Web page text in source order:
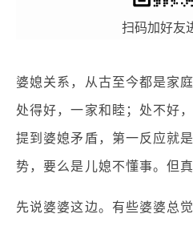
扫码加好友
婆媳关系，从古至今都是家
处得好，一家和睦；处不好
提到婆媳矛盾，第一反应就
势，要么是儿媳不懂事。但
先说婆婆这边。有些婆婆总